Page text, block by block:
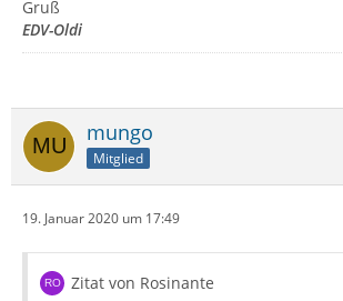
Gruß
EDV-Oldi
mungo
Mitglied
19. Januar 2020 um 17:49
Zitat von Rosinante